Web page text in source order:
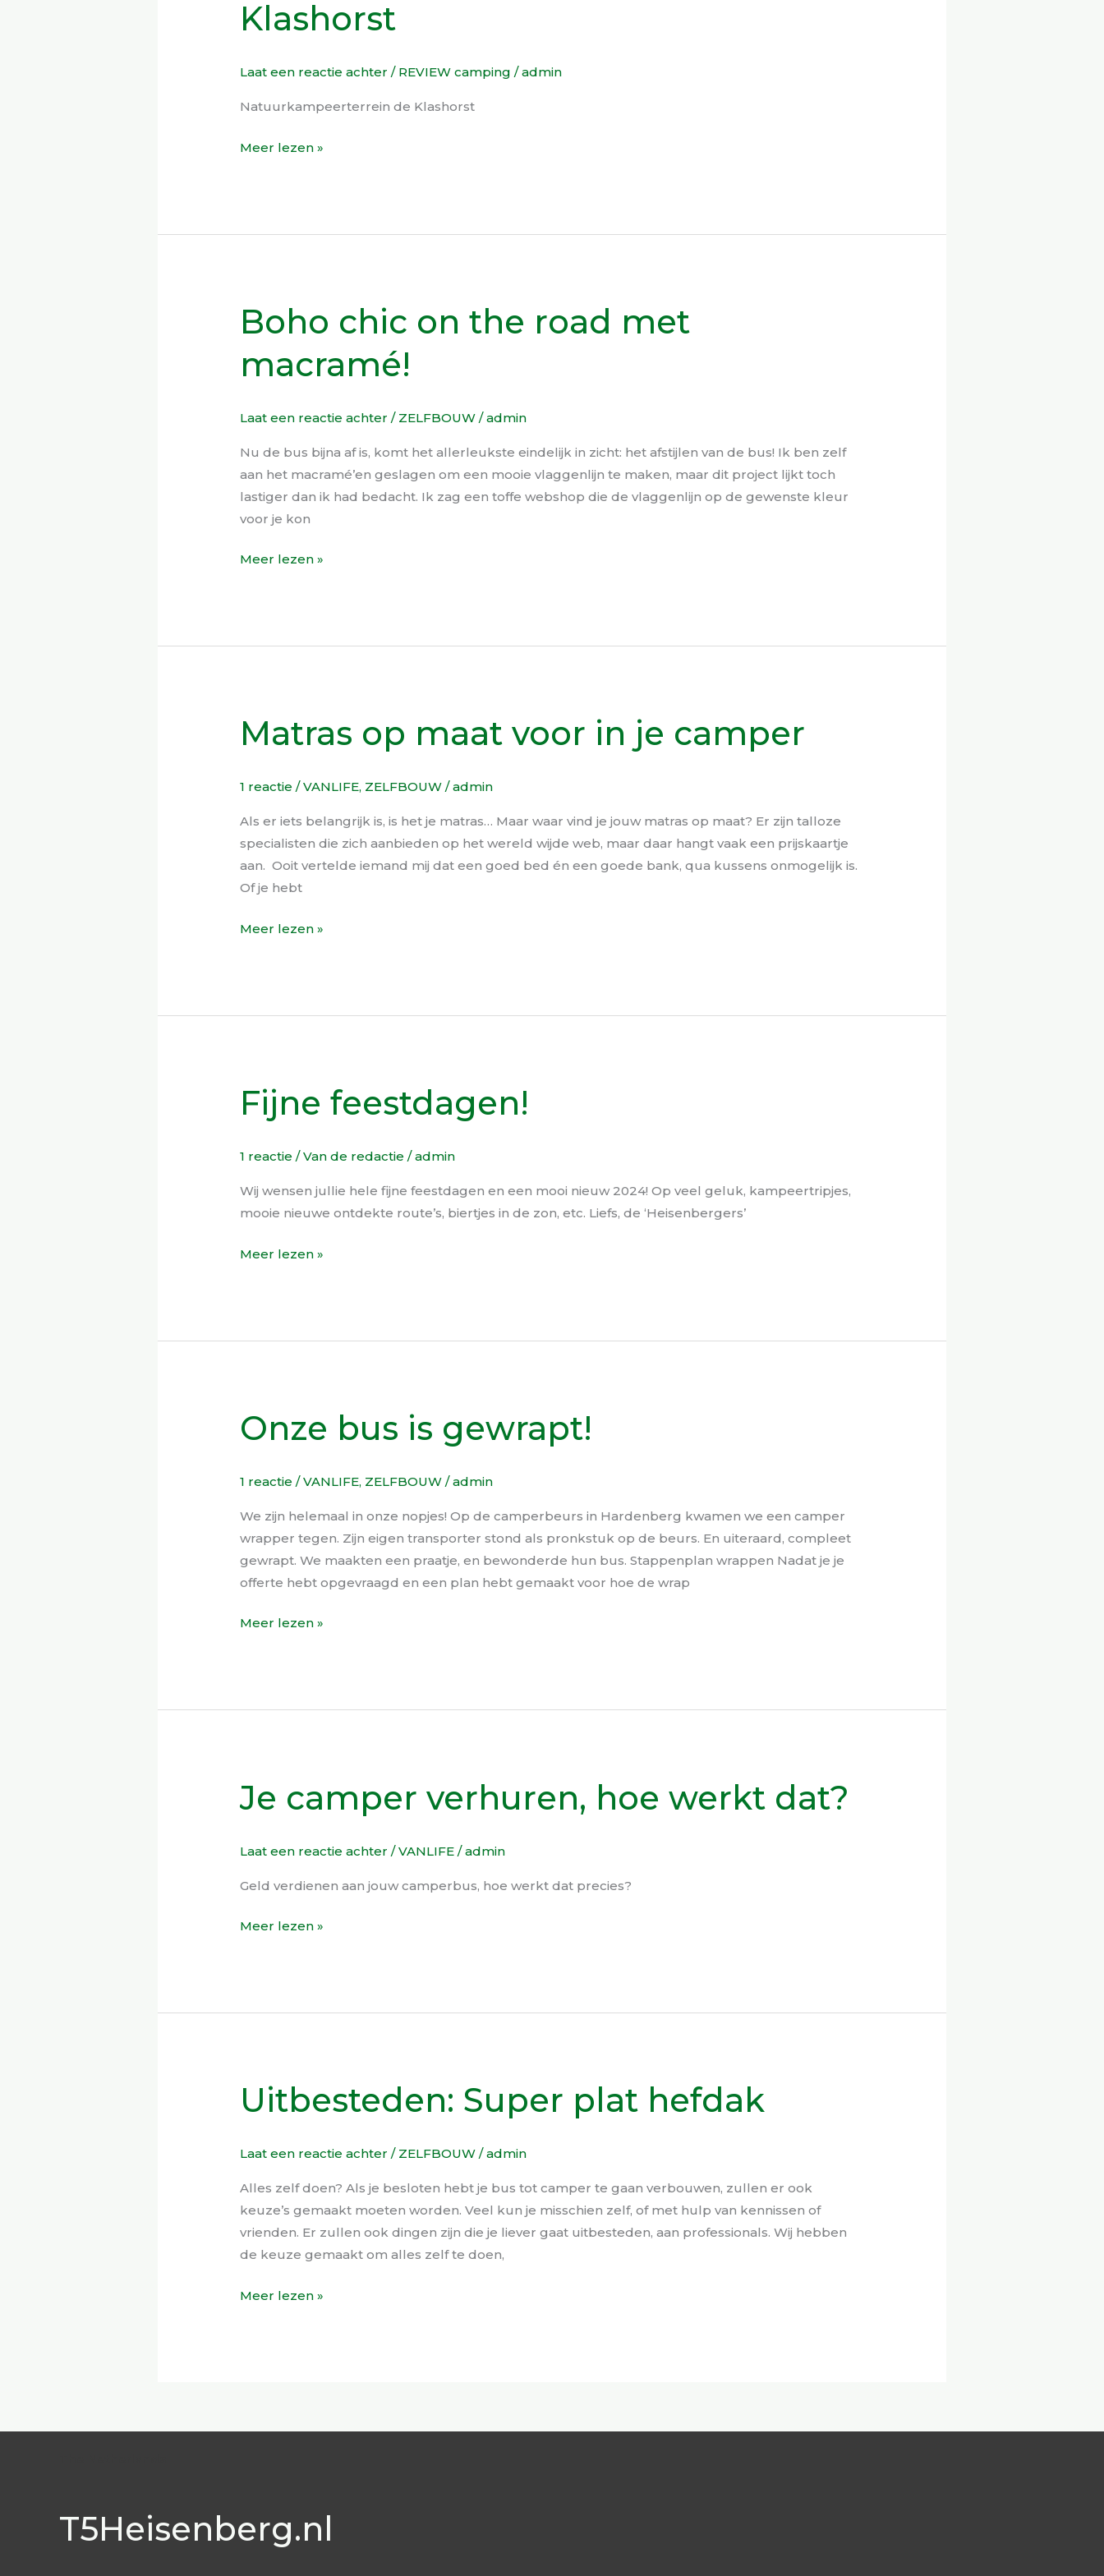
Klashorst
Laat een reactie achter / REVIEW camping /admin
Natuurkampeerterrein de Klashorst
de
Klashorst
Meer lezen »
Boho chic on the road met
macramé!
Laat een reactie achter / ZELFBOUW /admin
Nu de bus bijna af is, komt het allerleukste eindelijk in zicht: het afstijlen van de bus! Ik ben zelf
aan het macramé’en geslagen om een mooie vlaggenlijn te maken, maar dit project lijkt toch
lastiger dan ik had bedacht. Ik zag een toffe webshop die de vlaggenlijn op de gewenste kleur
voor je kon
Boho
chic
on
the
met
Meer lezen »
Matras op maat voor in je camper
1 reactie /VANLIFE, ZELFBOUW /admin
Als er iets belangrijk is, is het je matras… Maar waar vind je jouw matras op maat? Er zijn talloze
specialisten die zich aanbieden op het wereld wijde web, maar daar hangt vaak een prijskaartje
aan. Ooit vertelde iemand mij dat een goed bed én een goede bank, qua kussens onmogelijk is.
Of je hebt
Matras
op
voor
Meer lezen »
Fijne feestdagen!
1 reactie /Van de redactie /admin
Wij wensen jullie hele fijne feestdagen en een mooi nieuw 2024! Op veel geluk, kampeertripjes,
mooie nieuwe ontdekte route’s, biertjes in de zon, etc. Liefs, de ‘Heisenbergers’
Fijne
feestdagen!
Meer lezen »
Onze bus is gewrapt!
1 reactie /VANLIFE, ZELFBOUW /admin
We zijn helemaal in onze nopjes! Op de camperbeurs in Hardenberg kwamen we een camper
wrapper tegen. Zijn eigen transporter stond als pronkstuk op de beurs. En uiteraard, compleet
gewrapt. We maakten een praatje, en bewonderde hun bus. Stappenplan wrappen Nadat je je
offerte hebt opgevraagd en een plan hebt gemaakt voor hoe de wrap
Onze
bus
gewrapt!
Meer lezen »
Je camper verhuren, hoe werkt dat?
Laat een reactie achter /VANLIFE /admin
Geld verdienen aan jouw camperbus, hoe werkt dat precies?
Je
camper
hoe
Meer lezen »
Uitbesteden: Super plat hefdak
Laat een reactie achter / ZELFBOUW /admin
Alles zelf doen? Als je besloten hebt je bus tot camper te gaan verbouwen, zullen er ook
keuze’s gemaakt moeten worden. Veel kun je misschien zelf, of met hulp van kennissen of
vrienden. Er zullen ook dingen zijn die je liever gaat uitbesteden, aan professionals. Wij hebben
de keuze gemaakt om alles zelf te doen,
Uitbesteden:
Super
hefdak
Meer lezen »
T5Heisenberg.nl